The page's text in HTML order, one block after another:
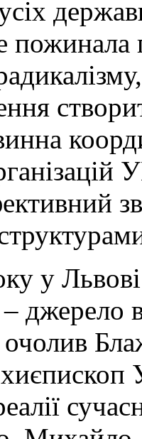
пожинала
у
джерело
очолив